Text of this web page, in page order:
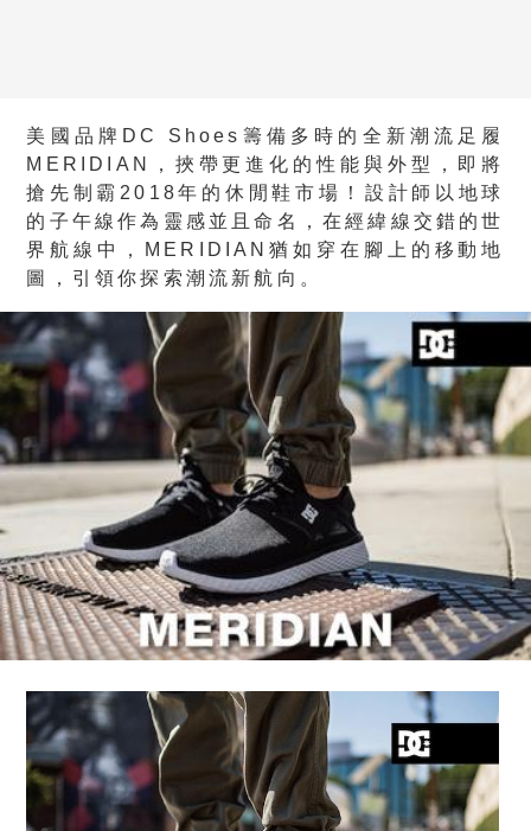
美國品牌DC Shoes籌備多時的全新潮流足履
MERIDIAN，挾帶更進化的性能與外型，即將
搶先制霸2018年的休閒鞋市場！設計師以地球
的子午線作為靈感並且命名，在經緯線交錯的世
界航線中，MERIDIAN猶如穿在腳上的移動地
圖，引領你探索潮流新航向。